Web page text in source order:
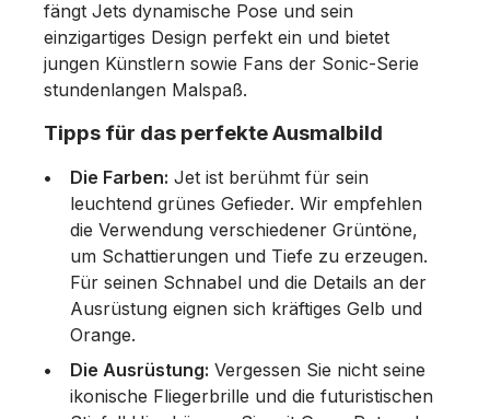
fängt Jets dynamische Pose und sein
einzigartiges Design perfekt ein und bietet
jungen Künstlern sowie Fans der Sonic-Serie
stundenlangen Malspaß.
Tipps für das perfekte Ausmalbild
Die Farben: Jet ist berühmt für sein
leuchtend grünes Gefieder. Wir empfehlen
die Verwendung verschiedener Grüntöne,
um Schattierungen und Tiefe zu erzeugen.
Für seinen Schnabel und die Details an der
Ausrüstung eignen sich kräftiges Gelb und
Orange.
Die Ausrüstung: Vergessen Sie nicht seine
ikonische Fliegerbrille und die futuristischen